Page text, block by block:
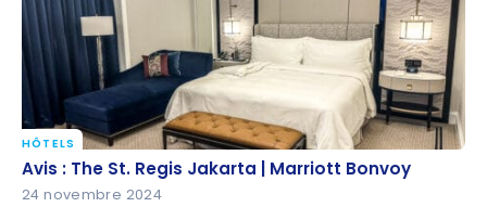
Avis : The St. Regis Jakarta | Marriott Bonvoy
HÔTELS
Avis : The St. Regis Jakarta | Marriott Bonvoy
24 novembre 2024